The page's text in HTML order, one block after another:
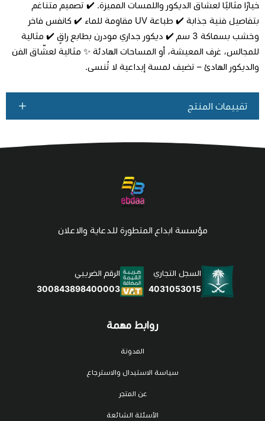
خيارًا مثاليًا لعشّاق الديكور واللمسات المميزة. ✔️ تصميم متناغم
بتفاصيل فنية جذابة ✔️ طباعة UV مقاومة للماء ✔️ كانفس فاخر
وخشب بسماكة 3 سم ✔️ ديكور جداري مودرن بطابع راقٍ ✔️ مثالية
للمجالس، غرف المعيشة، أو المساحات الهادئة ✨ مثالية لعشّاق الفن
والديكور الهادئ – تضيف لمسة إبداعية لا تُنسى.
تقييمات المنتج
روابط مهمة
المدونة
سياسة الاستبدال والاسترجاع
عن المتجر
الأسئلة الشائعة
مؤسسة ابداع المتطورة للدعاية والاعلان
السجل التجاري
4031053015
الرقم الضريبي
300843898400003